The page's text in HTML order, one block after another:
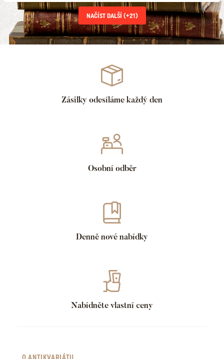
NAČÍST DALŠÍ (+21)
Zásilky odesíláme každý den
Osobní odběr
Denně nové nabídky
Nabídněte vlastní ceny